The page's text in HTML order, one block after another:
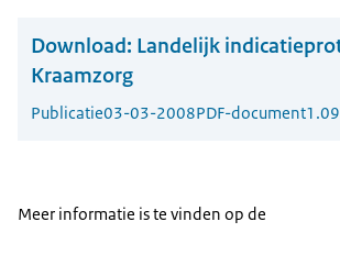
Download: Landelijk
Kraamzorg
Publicatie03-03-2008PDF-document
Meer informatie is te vinden op de